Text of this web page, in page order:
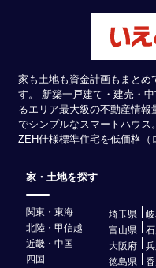
家も土地も資金計画もまと
す。 新築一戸建て・建売・
るエリア最大級の不動産情
でシンプルなスマートハウス
ZEH仕様標準住宅を低価格（
家・土地を探す
関東・東海 埼玉県
北陸・甲信越
富山県
近畿・中国
大阪府
四国
徳島県